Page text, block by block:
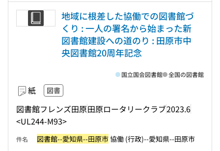
地域に根差した協働での図書館づ
くり : 一人の署名から始まった新
図書館建設への道のり : 田原市中
央図書館20周年記念
紙 図書
図書館フレンズ田原田原ロータリークラブ2023.6
<UL244-M93>
国立国会図書館 全国の図書館
件名 図書館--愛知県--田原市協働 (行政)--愛知県--田原市